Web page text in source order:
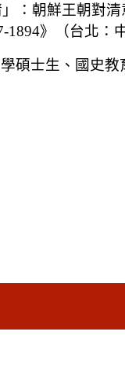
：朝鮮王朝對
》（台北：
碩士生、國史教